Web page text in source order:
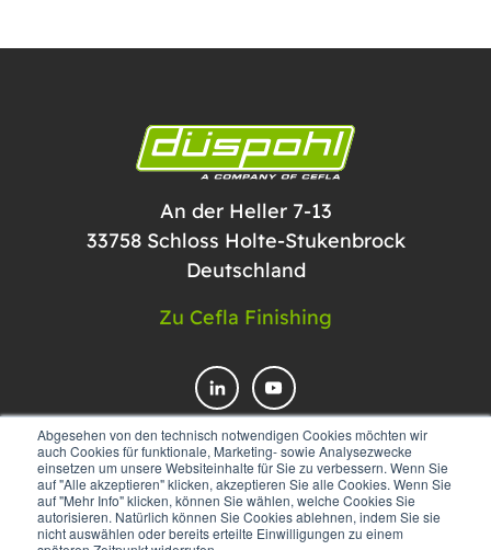
Abgesehen von den technisch notwendigen Cookies möchten wir
auch Cookies für funktionale, Marketing- sowie Analysezwecke
einsetzen um unsere Websiteinhalte für Sie zu verbessern. Wenn Sie
auf "Alle akzeptieren" klicken, akzeptieren Sie alle Cookies. Wenn Sie
auf "Mehr Info" klicken, können Sie wählen, welche Cookies Sie
autorisieren. Natürlich können Sie Cookies ablehnen, indem Sie sie
nicht auswählen oder bereits erteilte Einwilligungen zu einem
An der Heller 7-13
33758 Schloss Holte-Stukenbrock
Deutschland
Zu Cefla Finishing
KONTAKTIEREN SIE UNS